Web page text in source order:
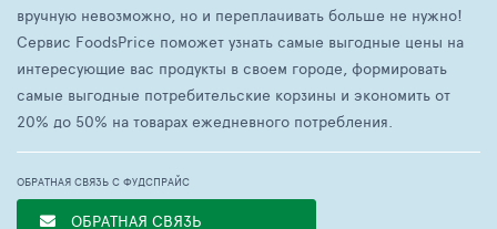
вручную невозможно, но и переплачивать больше не нужно!
Сервис FoodsPrice поможет узнать самые выгодные цены на
интересующие вас продукты в своем городе, формировать
самые выгодные потребительские корзины и экономить от
20% до 50% на товарах ежедневного потребления.
ОБРАТНАЯ СВЯЗЬ С ФУДСПРАЙС
ОБРАТНАЯ СВЯЗЬ